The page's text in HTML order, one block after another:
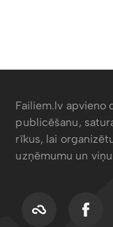
Failiem.lv apvieno
publicēšanu,
rīkus, lai
uzņēmumu un